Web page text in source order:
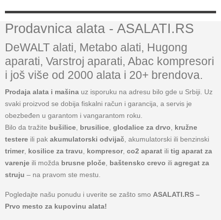
Prodavnica alata - ASALATI.RS
DeWALT alati, Metabo alati, Hugong
aparati, Varstroj aparati, Abac kompresori
i još više od 2000 alata i 20+ brendova.
Prodaja alata i mašina uz isporuku na adresu bilo gde u Srbiji. Uz
svaki proizvod se dobija fiskalni račun i garancija, a servis je
obezbeđen u garantom i vangarantom roku.
Bilo da tražite bušilice brusilice glodalice za drvo
kružne
testere ili pak akumulatorski odvijač , akumulatorski ili benzinski
trimer, kosilice za travu kompresor, co2 aparat ili tig aparat za
varenje ili možda brusne ploče baštensko crevo ili agregat za
struju – na pravom ste mestu.
Pogledajte našu ponudu i uverite se zašto smo ASALATI.RS –
Prvo mesto za kupovinu alata!